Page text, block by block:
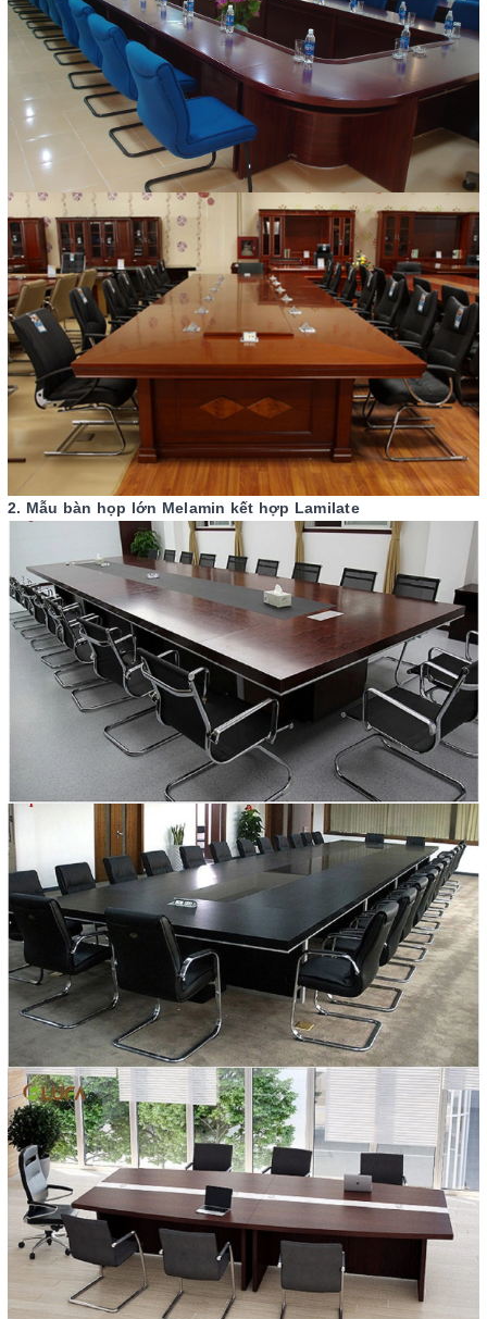
2. Mẫu bàn họp lớn Melamin kết hợp Lamilate